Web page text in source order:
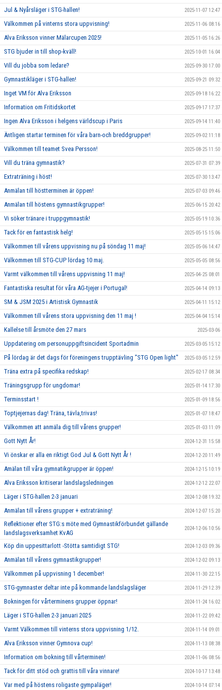
Jul & Nyårsläger i STG-hallen! 2025-11-07 12:47
Välkommen på vinterns stora uppvisning! 2025-11-06 08:16
Alva Eriksson vinner Mälarcupen 2025! 2025-11-05 16:26
STG bjuder in till shop-kväll! 2025-10-01 16:04
Vill du jobba som ledare? 2025-09-30 17:00
Gymnastikläger i STG-hallen! 2025-09-21 09:32
Inget VM för Alva Eriksson 2025-09-18 16:22
Information om Fritidskortet 2025-09-17 17:37
Ingen Alva Eriksson i helgens världscup i Paris 2025-09-14 11:40
Äntligen startar terminen för våra barn-och breddgrupper! 2025-09-02 11:18
Välkommen till teamet Svea Persson! 2025-08-25 11:50
Vill du träna gymnastik? 2025-07-31 07:39
Extraträning i höst! 2025-07-30 13:47
Anmälan till höstterminen är öppen! 2025-07-03 09:46
Anmälan till höstens gymnastikgrupper! 2025-06-15 20:42
Vi söker tränare i truppgymnastik! 2025-05-19 10:36
Tack för en fantastisk helg! 2025-05-15 15:06
Välkommen till vårens uppvisning nu på söndag 11 maj! 2025-05-06 14:47
Välkommen till STG-CUP lördag 10 maj. 2025-05-05 08:56
Varmt välkommen till vårens uppvisning 11 maj! 2025-04-25 08:01
Fantastiska resultat för våra AG-tjejer i Portugal! 2025-04-14 09:13
SM & JSM 2025 i Artistisk Gymnastik 2025-04-11 15:12
Välkommen till vårens stora uppvisning den 11 maj ! 2025-04-04 15:14
Kallelse till årsmöte den 27 mars 2025-03-06
Uppdatering om personuppgiftsincident Sportadmin 2025-03-05 15:12
På lördag är det dags för föreningens trupptävling "STG Open light" 2025-03-05 12:59
Träna extra på specifika redskap! 2025-02-17 08:34
Träningsgrupp för ungdomar! 2025-01-14 17:30
Terminsstart ! 2025-01-09 18:56
Toptjejernas dag! Träna, tävla,trivas! 2025-01-07 18:47
Välkommen att anmäla dig till vårens grupper! 2025-01-03 11:09
Gott Nytt År! 2024-12-31 15:58
Vi önskar er alla en riktigt God Jul & Gott Nytt År ! 2024-12-20 11:49
Amälan till våra gymnatikgrupper är öppen! 2024-12-15 10:19
Alva Eriksson kritiserar landslagsledningen 2024-12-12 22:07
Läger i STG-hallen 2-3 januari 2024-12-08 19:32
Anmälan till vårens grupper + extraträning! 2024-12-07 15:20
Reflektioner efter STG:s möte med Gymnastikförbundet gällande
landslagsverksamhet KvAG
2024-12-06 10:56
Köp din uppesittarlott -Stötta samtidigt STG! 2024-12-03 09:36
Anmälan till vårens gymnastikgrupper! 2024-12-02 09:13
Välkommen på uppvisning 1 december! 2024-11-30 22:15
STG-gymnaster deltar inte på kommande landslagsläger 2024-11-29 12:39
Bokningen för vårterminens grupper öppnar! 2024-11-24 16:02
Läger i STG-hallen 2-3 januari 2025 2024-11-22 09:42
Varmt Välkommen till vinterns stora uppvisning 1/12. 2024-11-14 09:01
Alva Eriksson vinner Gymnova cup! 2024-11-13 08:38
Information om bokning till vårterminen! 2024-11-06 08:56
Tack för ditt stöd och grattis till våra vinnare! 2024-10-17 13:48
Var med på höstens roligaste gympaläger! 2024-10-14 07:14